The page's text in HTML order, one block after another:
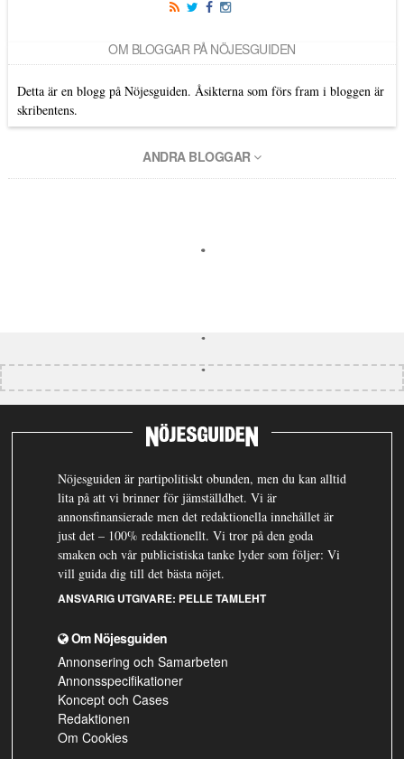
OM BLOGGAR PÅ NÖJESGUIDEN
Detta är en blogg på Nöjesguiden. Åsikterna som förs fram i bloggen är
skribentens.
ANDRA BLOGGAR
Nöjesguiden är partipolitiskt obunden, men du kan alltid
lita på att vi brinner för jämställdhet. Vi är
annonsfinansierade men det redaktionella innehållet är
just det – 100% redaktionellt. Vi tror på den goda
smaken och vår publicistiska tanke lyder som följer: Vi
vill guida dig till det bästa nöjet.
ANSVARIG UTGIVARE: PELLE TAMLEHT
Om Nöjesguiden
Annonsering och Samarbeten
Annonsspecifikationer
Koncept och Cases
Redaktionen
Om Cookies